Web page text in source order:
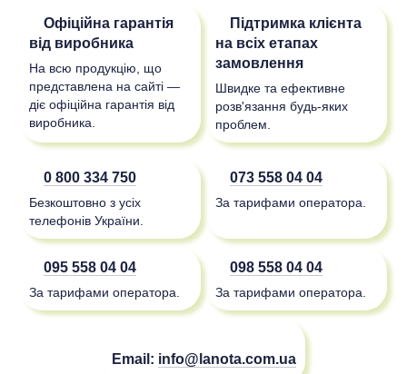
Офіційна гарантія
від виробника
На всю продукцію, що
представлена на сайті —
діє офіційна гарантія від
виробника.
Підтримка клієнта
на всіх етапах
замовлення
Швидке та ефективне
розв'язання будь-яких
проблем.
0 800 334 750
Безкоштовно з усіх
телефонів України.
073 558 04 04
За тарифами оператора.
095 558 04 04
За тарифами оператора.
098 558 04 04
За тарифами оператора.
Email: info@lanota.com.ua